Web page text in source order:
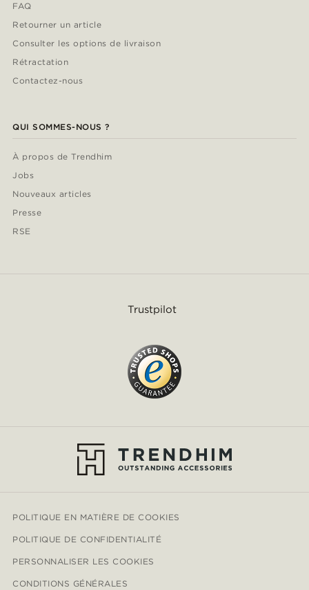
FAQ
Retourner un article
Consulter les options de livraison
Rétractation
Contactez-nous
QUI SOMMES-NOUS ?
À propos de Trendhim
Jobs
Nouveaux articles
Presse
RSE
Trustpilot
POLITIQUE EN MATIÈRE DE COOKIES
POLITIQUE DE CONFIDENTIALITÉ
PERSONNALISER LES COOKIES
CONDITIONS GÉNÉRALES